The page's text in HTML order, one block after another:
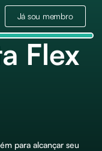
Já sou membro
Flex
para alcançar seu